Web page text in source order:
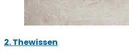
2. Thewissen